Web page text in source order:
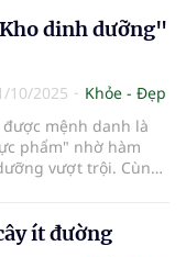
số nền văn hóa.
dưỡng chất, lá xoài
sung.
dinh dưỡng"
10/2025
Khỏe - Đẹp
được mệnh danh là
phẩm" nhờ hàm
vượt trội. Cùng
ít đường